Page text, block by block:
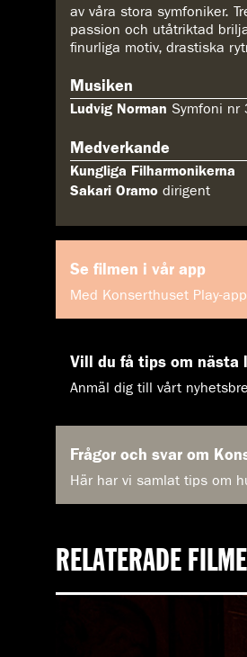
av våra stora symfoniker.
passion och utåtriktad
finurliga motiv, drastiska
Musiken
Ludvig Norman Symfoni nr
Medverkande
Kungliga Filharmonikerna
Sakari Oramo dirigent
Se filmen i vår app
Med Konserthuset Play-
Vill du få tips om nästa
Anmäl dig till vårt
Frågor och svar om
Här har vi samlat tips om
RELATERADE